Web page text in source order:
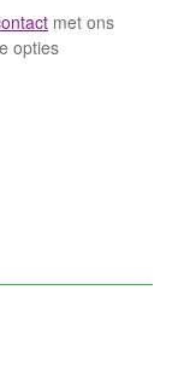
met ons
opties